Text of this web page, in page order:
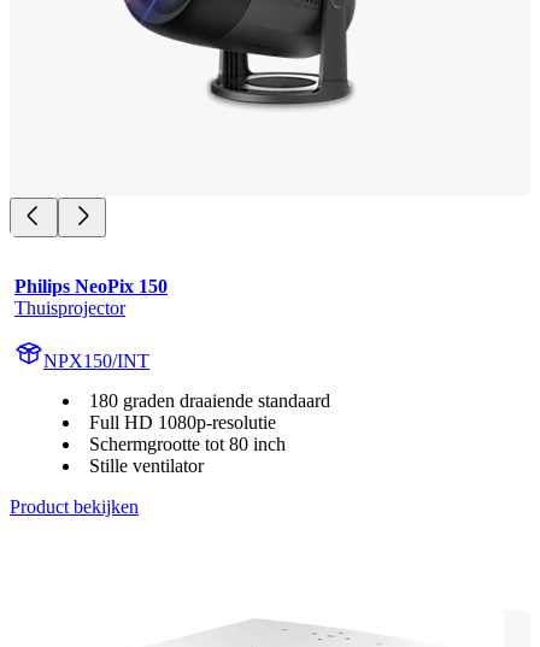
Philips NeoPix 150
Thuisprojector
NPX150/INT
180 graden draaiende standaard
Full HD 1080p-resolutie
Schermgrootte tot 80 inch
Stille ventilator
Product bekijken